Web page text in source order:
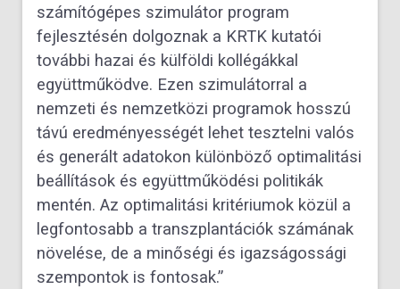
számítógépes szimulátor program
fejlesztésén dolgoznak a KRTK kutatói
további hazai és külföldi kollégákkal
együttműködve. Ezen szimulátorral a
nemzeti és nemzetközi programok hosszú
távú eredményességét lehet tesztelni valós
és generált adatokon különböző optimalitási
beállítások és együttműködési politikák
mentén. Az optimalitási kritériumok közül a
legfontosabb a transzplantációk számának
növelése, de a minőségi és igazságossági
szempontok is fontosak.”